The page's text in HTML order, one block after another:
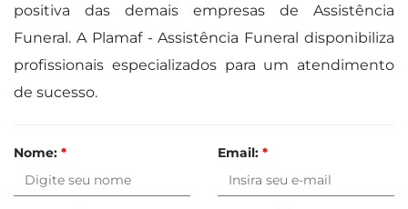
positiva das demais empresas de Assistência
Funeral. A Plamaf - Assistência Funeral disponibiliza
profissionais especializados para um atendimento
de sucesso.
Nome: * Email: *